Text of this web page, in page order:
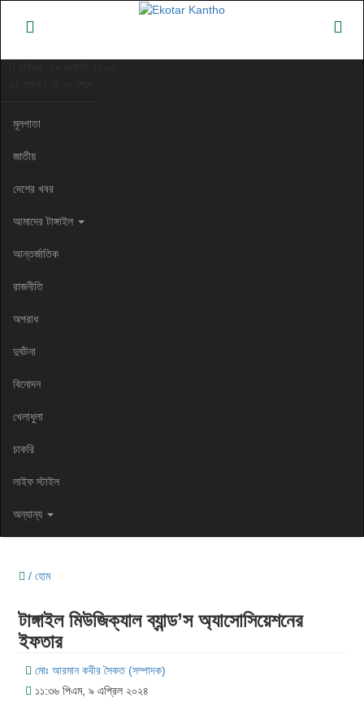
মূলপাতা
জাতীয়
দেশের খবর
আমাদের টাঙ্গাইল
আন্তর্জাতিক
রাজনীতি
অপরাধ
দুর্ঘটনা
বিনোদন
খেলাধুলা
চাকরি
লাইফ স্টাইল
অন্যান্য
/ হোম
টাঙ্গাইল মিউজিক্যাল ব্যান্ড’স অ্যাসোসিয়েশনের
ইফতার
মোঃ আরমান কবীর সৈকত (সম্পাদক)
১১:৩৬ পিএম, ৯ এপ্রিল ২০২৪